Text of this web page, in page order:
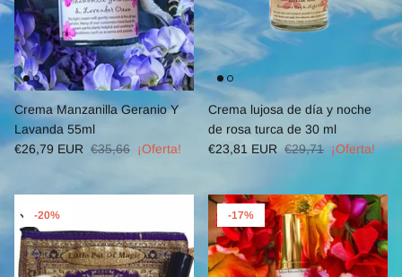
Crema Manzanilla Geranio Y
Lavanda 55ml
€26,79 EUR €35,66 ¡Oferta!
Crema lujosa de día y noche
de rosa turca de 30 ml
€23,81 EUR €29,71 ¡Oferta!
-20% -17%